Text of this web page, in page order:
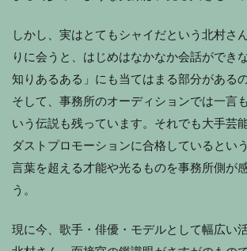
しかし、実はとてもシャイだという北村さ
りに会うと、はじめはなかなか会話ができ
知りあるある」にも当てはまる部分がある
そして、事務所のオーディションでは一言
いう伝説も残っています。それでも大手芸
ダストプロモーションに合格しているとい
言葉を超える才能や光るものを事務所側が
う。
現に今、歌手・俳優・モデルとして幅広い